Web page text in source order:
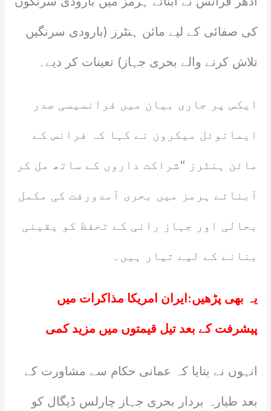
کی صفائی کے لیے مائن ہنٹرز (بارودی سرنگیں
تلاش کرنے والے بحری جہاز) تعینات کر دیے۔
ایکس پر جاری بیان میں فرانسیسی صدر
ایمانوئل میکرون نے کہا کہ فرانس کے
مائن ہنٹرز “شراکت داروں کے ساتھ مل کر
آبنائے ہرمز میں بحری آمدورفت کی مکمل
بحالی اور جہاز رانی کے تحفظ کو یقینی
بنانے کے لیے تیار ہیں۔
یہ بھی پڑھیں: ایران امریکا مذاکرات میں
پیشرفت کے بعد تیل قیمتوں میں مزید کمی
انہوں نے بتایا کہ عمانی حکام سے مشاورت کے
بعد طیارہ بردار بحری جہاز چارلس ڈیگال کو